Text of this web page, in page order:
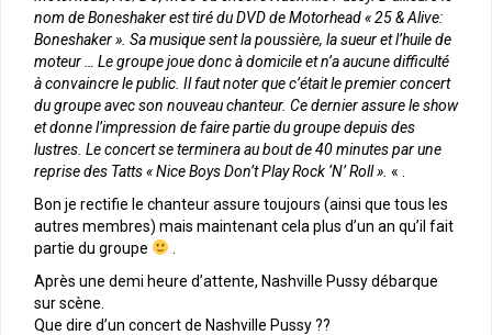
nom de Boneshaker est tiré du DVD de Motorhead « 25 & Alive:
Boneshaker ». Sa musique sent la poussière, la sueur et l’huile de
moteur … Le groupe joue donc à domicile et n’a aucune difficulté
à convaincre le public. Il faut noter que c’était le premier concert
du groupe avec son nouveau chanteur. Ce dernier assure le show
et donne l’impression de faire partie du groupe depuis des
lustres. Le concert se terminera au bout de 40 minutes par une
reprise des Tatts « Nice Boys Don’t Play Rock ‘N’ Roll ». « .
Bon je rectifie le chanteur assure toujours (ainsi que tous les
autres membres) mais maintenant cela plus d’un an qu’il fait
partie du groupe
Après une demi heure d’attente, Nashville Pussy débarque
sur scène.
Que dire d’un concert de Nashville Pussy ??